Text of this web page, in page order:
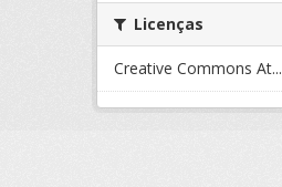
Licenças
Creative Commons At...